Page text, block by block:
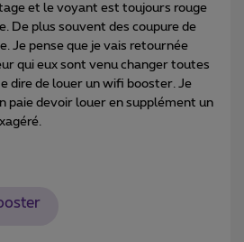
et le voyant est toujours rouge
De plus souvent des coupure de
Je pense que je vais retournée
qui eux sont venu changer toutes
dire de louer un wifi booster. Je
paie devoir louer en supplément un